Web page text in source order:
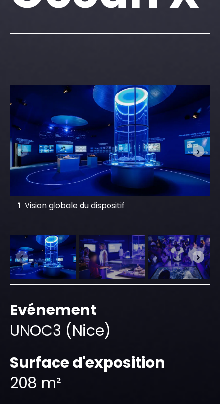
1 Vision globale du dispositif
Evénement
UNOC3 (Nice)
Surface d'exposition
208 m²